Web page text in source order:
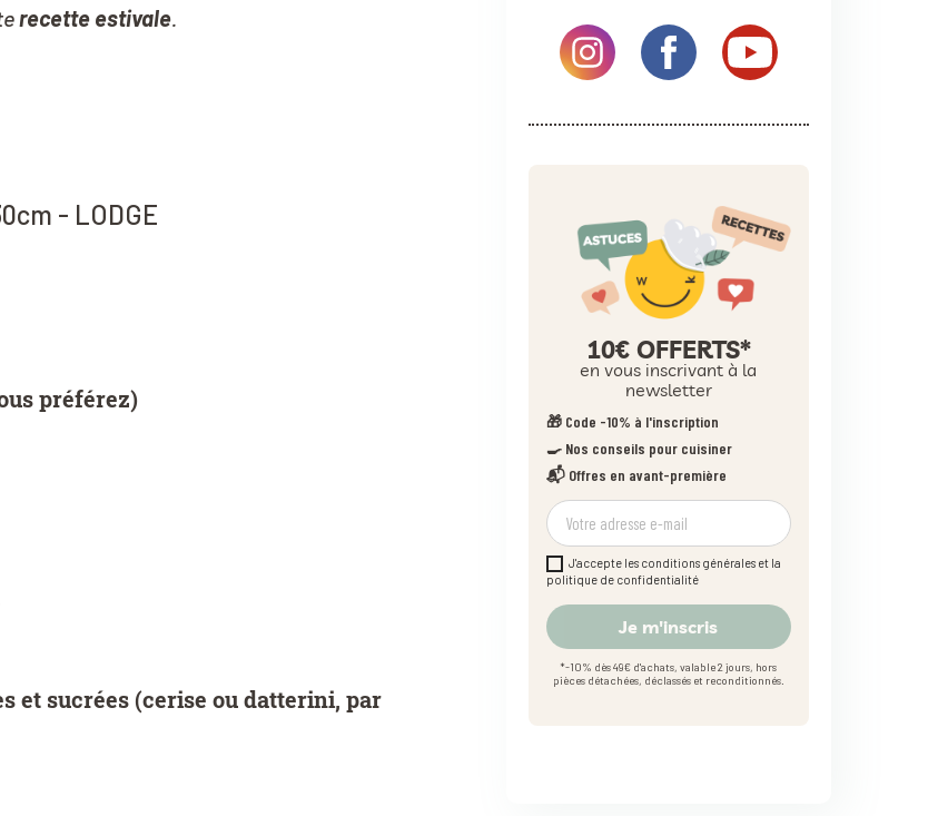
recette estivale
- LODGE
préférez)
et sucrées (cerise ou datterini, par
10€ OFFERTS*
en vous inscrivant à la
newsletter
🎁 Code -10% à l'inscription
🍳 Nos conseils pour cuisiner
📬 Offres en avant-première
J'accepte les conditions générales et la
politique de confidentialité
Je m'inscris
*-10% dès 49€ d'achats, valable 2 jours, hors
pièces détachées, déclassés et reconditionnés.